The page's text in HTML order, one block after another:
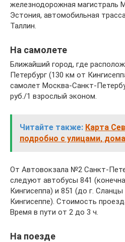
железнодорожная магистраль
Эстония, автомобильная
Таллин.
На самолете
Ближайший город, где
Петербург (130 км от
самолет Москва-Санкт-
руб./1 взрослый эконом.
Читайте также: Карта
подробно с улицами,
От Автовокзала №2 Санкт-
следуют автобусы 841
Кингисеппа) и 851 (до г.
Кингисеппе). Стоимость
Время в пути от 2 до 3 ч.
На поезде